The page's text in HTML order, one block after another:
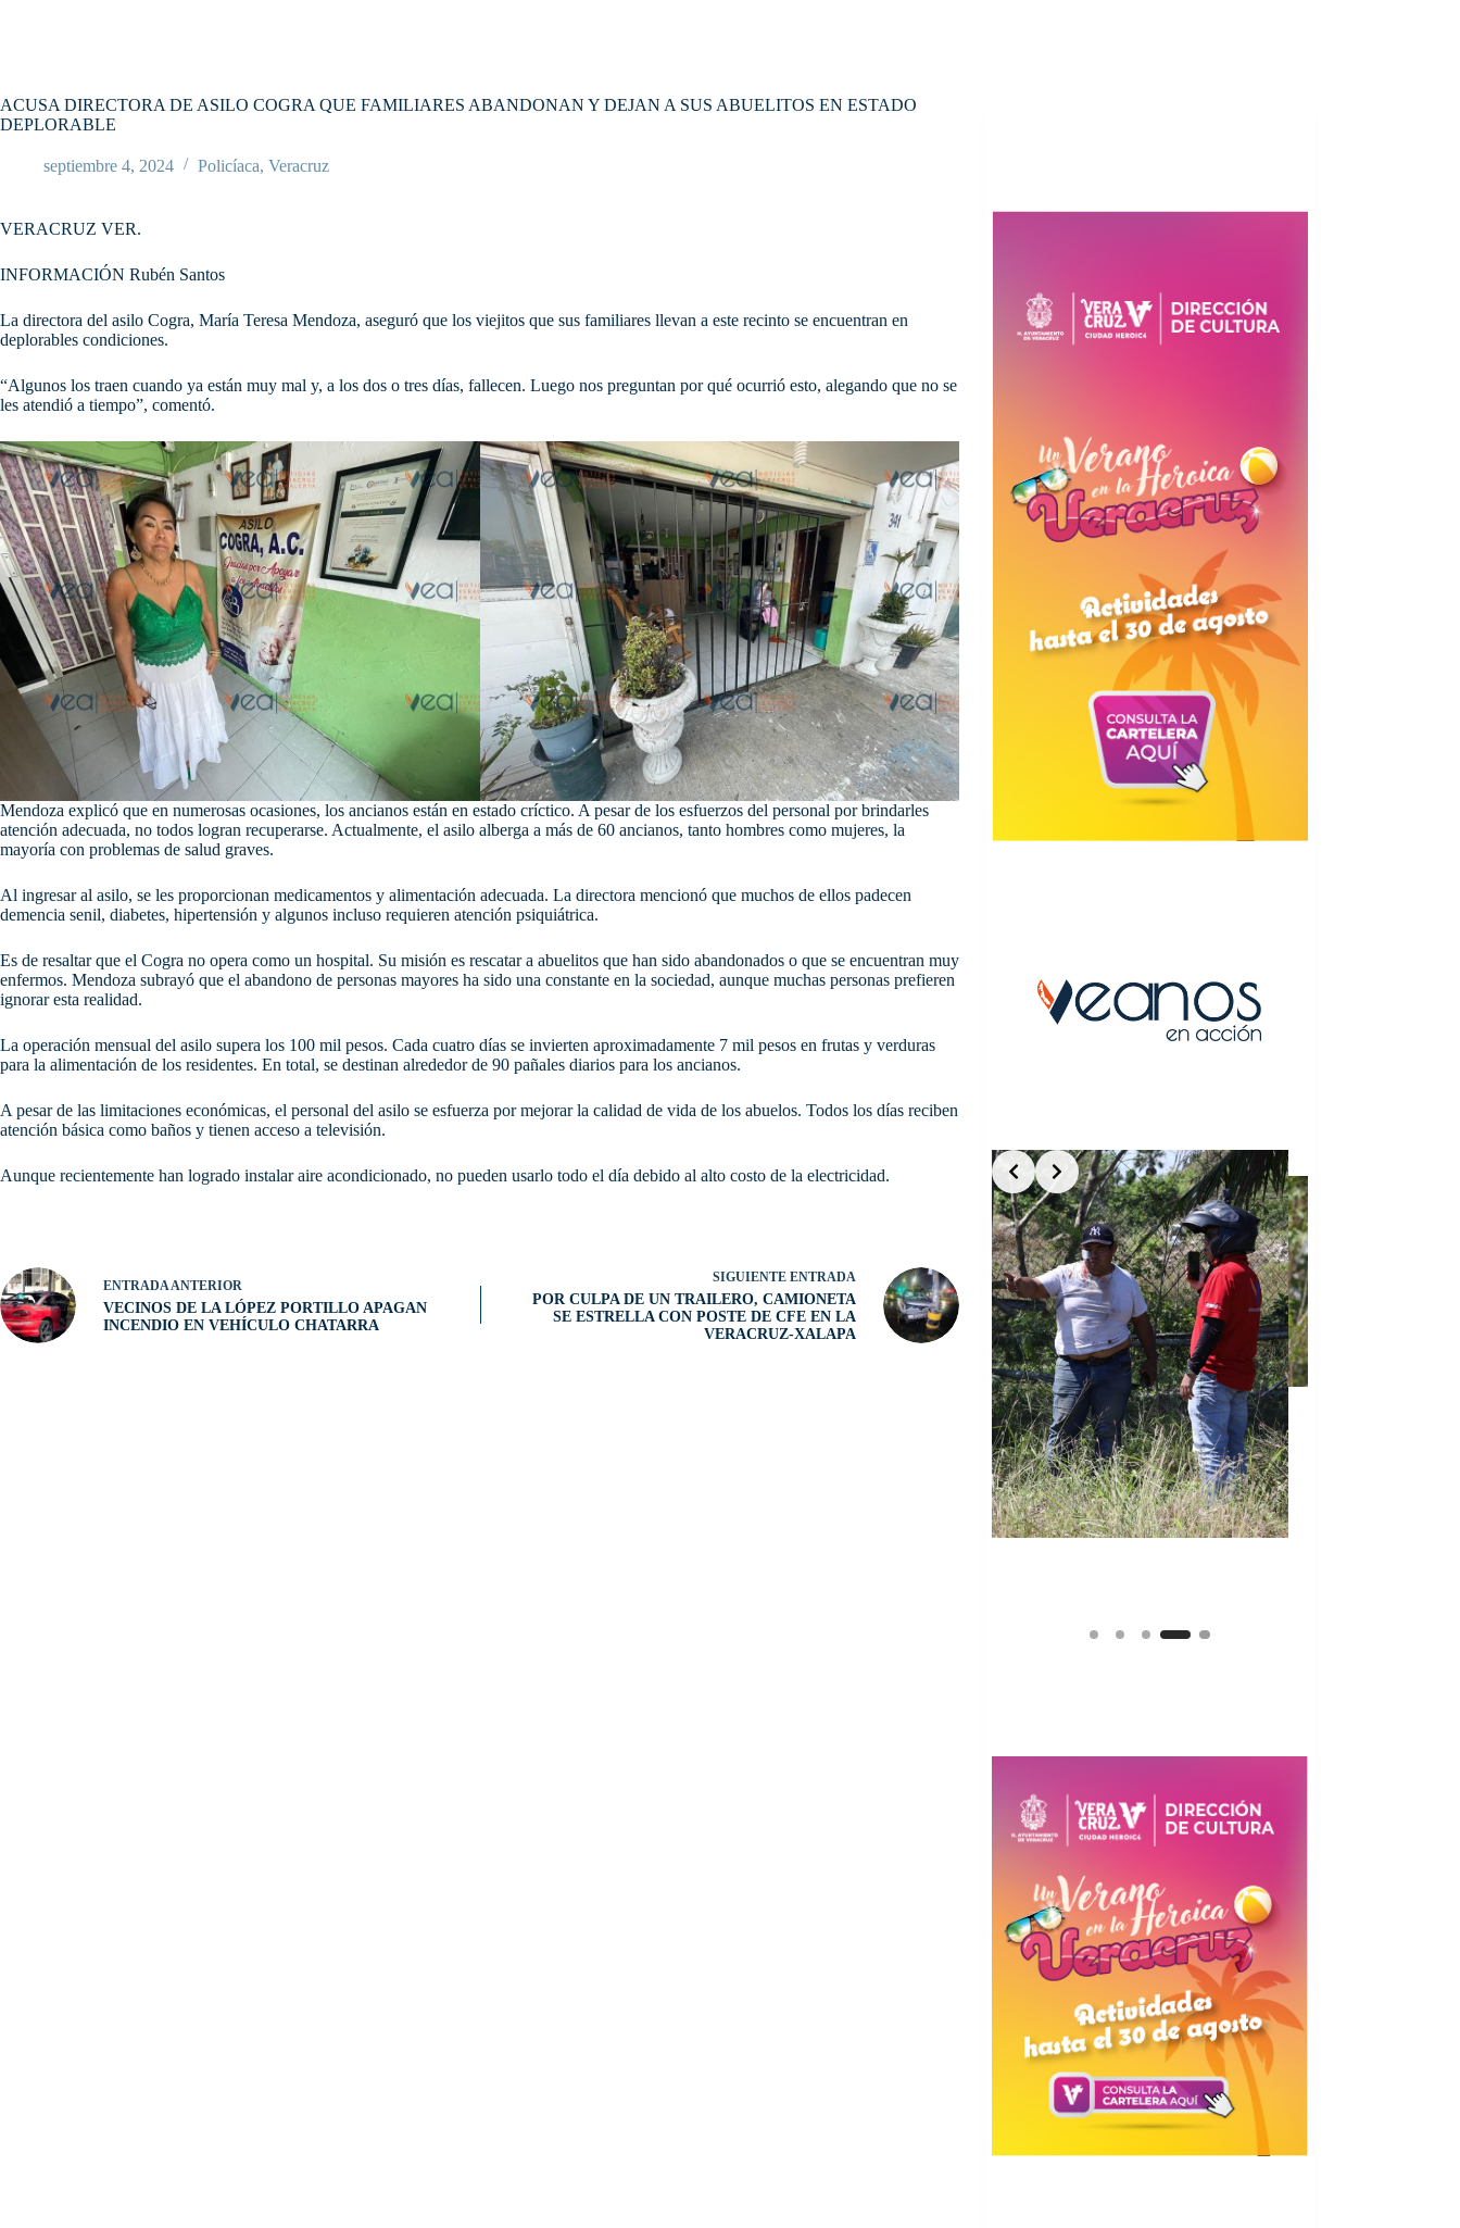
ACUSA DIRECTORA DE ASILO COGRA QUE FAMILIARES ABANDONAN Y DEJAN A SUS ABUELITOS EN ESTADO
DEPLORABLE
septiembre 4, 2024 Policíaca, Veracruz
VERACRUZ VER.
INFORMACIÓN Rubén Santos
La directora del asilo Cogra, María Teresa Mendoza, aseguró que los viejitos que sus familiares llevan a este recinto se encuentran en
deplorables condiciones.
“Algunos los traen cuando ya están muy mal y, a los dos o tres días, fallecen. Luego nos preguntan por qué ocurrió esto, alegando que no se
les atendió a tiempo”, comentó.
Mendoza explicó que en numerosas ocasiones, los ancianos están en estado críctico. A pesar de los esfuerzos del personal por brindarles
atención adecuada, no todos logran recuperarse. Actualmente, el asilo alberga a más de 60 ancianos, tanto hombres como mujeres, la
mayoría con problemas de salud graves.
Al ingresar al asilo, se les proporcionan medicamentos y alimentación adecuada. La directora mencionó que muchos de ellos padecen
demencia senil, diabetes, hipertensión y algunos incluso requieren atención psiquiátrica.
Es de resaltar que el Cogra no opera como un hospital. Su misión es rescatar a abuelitos que han sido abandonados o que se encuentran muy
enfermos. Mendoza subrayó que el abandono de personas mayores ha sido una constante en la sociedad, aunque muchas personas prefieren
ignorar esta realidad.
La operación mensual del asilo supera los 100 mil pesos. Cada cuatro días se invierten aproximadamente 7 mil pesos en frutas y verduras
para la alimentación de los residentes. En total, se destinan alrededor de 90 pañales diarios para los ancianos.
A pesar de las limitaciones económicas, el personal del asilo se esfuerza por mejorar la calidad de vida de los abuelos. Todos los días reciben
atención básica como baños y tienen acceso a televisión.
Aunque recientemente han logrado instalar aire acondicionado, no pueden usarlo todo el día debido al alto costo de la electricidad.
ENTRADAANTERIOR
VECINOS DE LA LÓPEZ PORTILLO APAGAN
INCENDIO EN VEHÍCULO CHATARRA
SIGUIENTEENTRADA
POR CULPA DE UN TRAILERO, CAMIONETA
SE ESTRELLA CON POSTE DE CFE EN LA
VERACRUZ-XALAPA
Slide 5 of 5